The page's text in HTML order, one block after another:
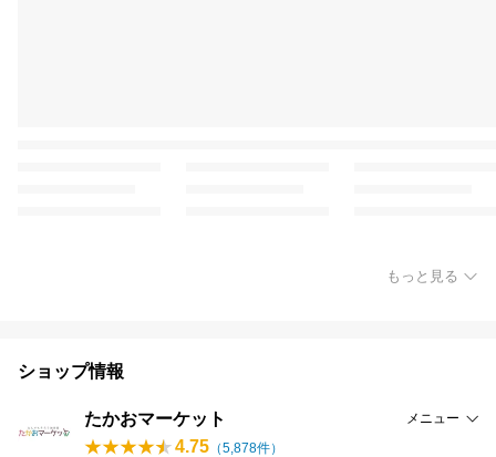
もっと見る
ショップ情報
たかおマーケット メニュー
4.75 （5,878件）